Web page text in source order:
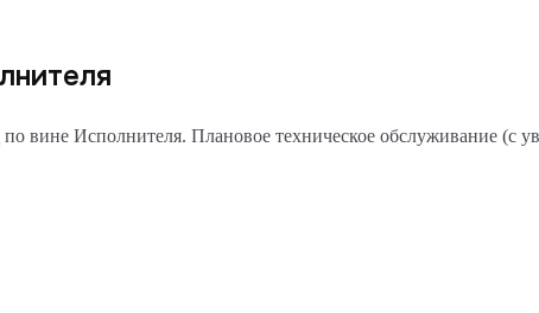
по вине Исполнителя. Плановое техническое обслуживание (с